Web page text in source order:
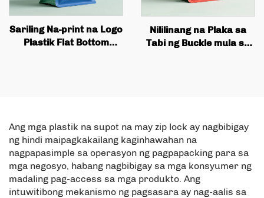
Sariling Na-print na Logo
Plastik Flat Bottom
Nililinang na Plaka sa
Tabi ng Buckle mula sa
Ang mga plastik na supot na may zip lock ay nagbibigay
ng hindi maipagkakailang kaginhawahan na
nagpapasimple sa operasyon ng pagpapacking para sa
mga negosyo, habang nagbibigay sa mga konsyumer ng
madaling pag-access sa mga produkto. Ang
intuwitibong mekanismo ng pagsasara ay nag-aalis sa